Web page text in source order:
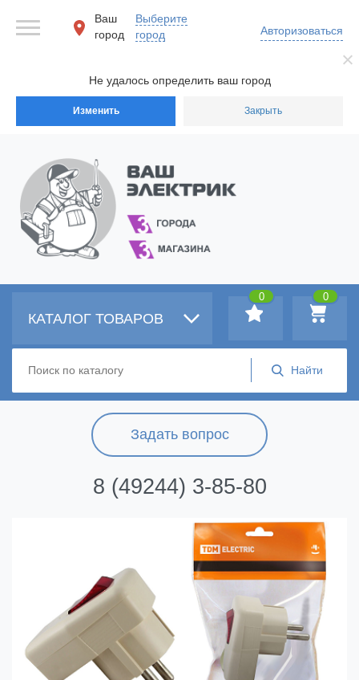
Не удалось определить ваш город
Изменить Закрыть
Ваш
город
Выберите
город
Авторизоваться
Задать вопрос
8 (49244) 3-85-80
КАТАЛОГ ТОВАРОВ
0
0